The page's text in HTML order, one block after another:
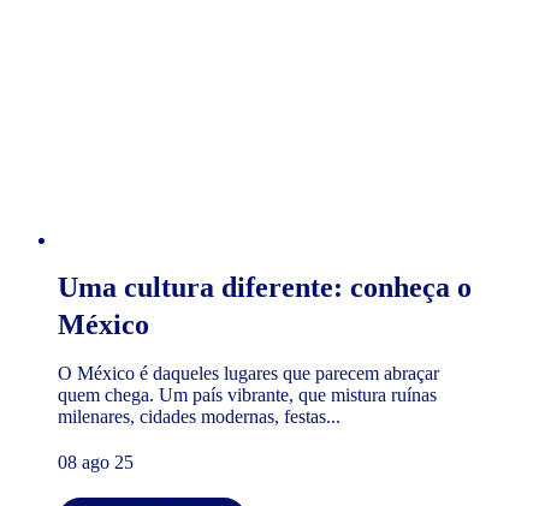
Uma cultura diferente: conheça o
México
O México é daqueles lugares que parecem abraçar
quem chega. Um país vibrante, que mistura ruínas
milenares, cidades modernas, festas...
08 ago 25